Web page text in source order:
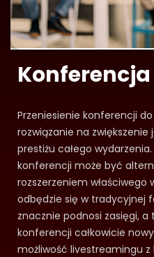
Konferencja
Przeniesienie konferencji
rozwiązanie na zwiększenie
prestiżu całego
konferencji może być
rozszerzeniem właściwego
odbędzie się w tradycyjnej
znacznie podnosi zasięgi,
konferencji całkowicie
możliwość livestreamingu z